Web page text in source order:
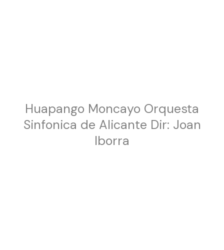
Huapango Moncayo Orquesta
Sinfonica de Alicante Dir: Joan
Iborra